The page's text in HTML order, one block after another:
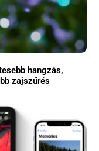
hangzás,
zajszűrés